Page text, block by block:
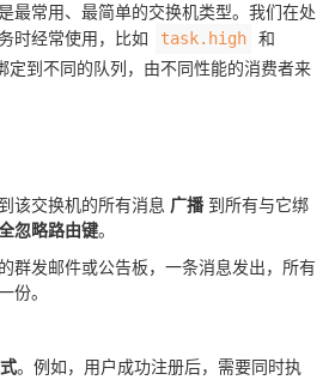
最常用、最简单的交换机类型。我们在处
时经常使用，比如
task.high 和
定到不同的队列，由不同性能的消费者来
该交换机的所有消息 广播 到所有与它绑
忽略路由键。
群发邮件或公告板，一条消息发出，所有
份。
。例如，用户成功注册后，需要同时执